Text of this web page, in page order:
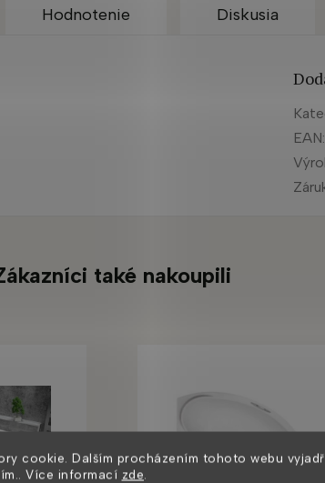
cookie. Dalším procházením tohoto webu
Více informací zde.
Hodnotenie Diskusia
EAN:
také nakoupili